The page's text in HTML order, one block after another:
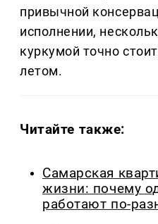
привычной
исполнении,
куркумой точно
летом.
Читайте также:
Самарская
жизни: почему
работают по-